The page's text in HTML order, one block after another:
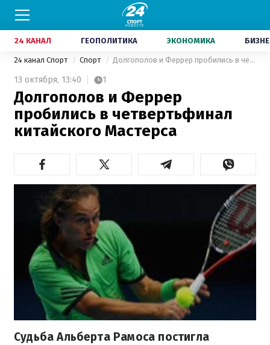
24 КАНАЛ ГЕОПОЛИТИКА ЭКОНОМИКА
24 канал Спорт Спорт Долгополов и Феррер пробились в четвертьфинал китайского Мастерса
13 октября, 13:40 1
Долгополов и Феррер
пробились в четвертьфинал
китайского Мастерса
Судьба Альберта Рамоса постигла